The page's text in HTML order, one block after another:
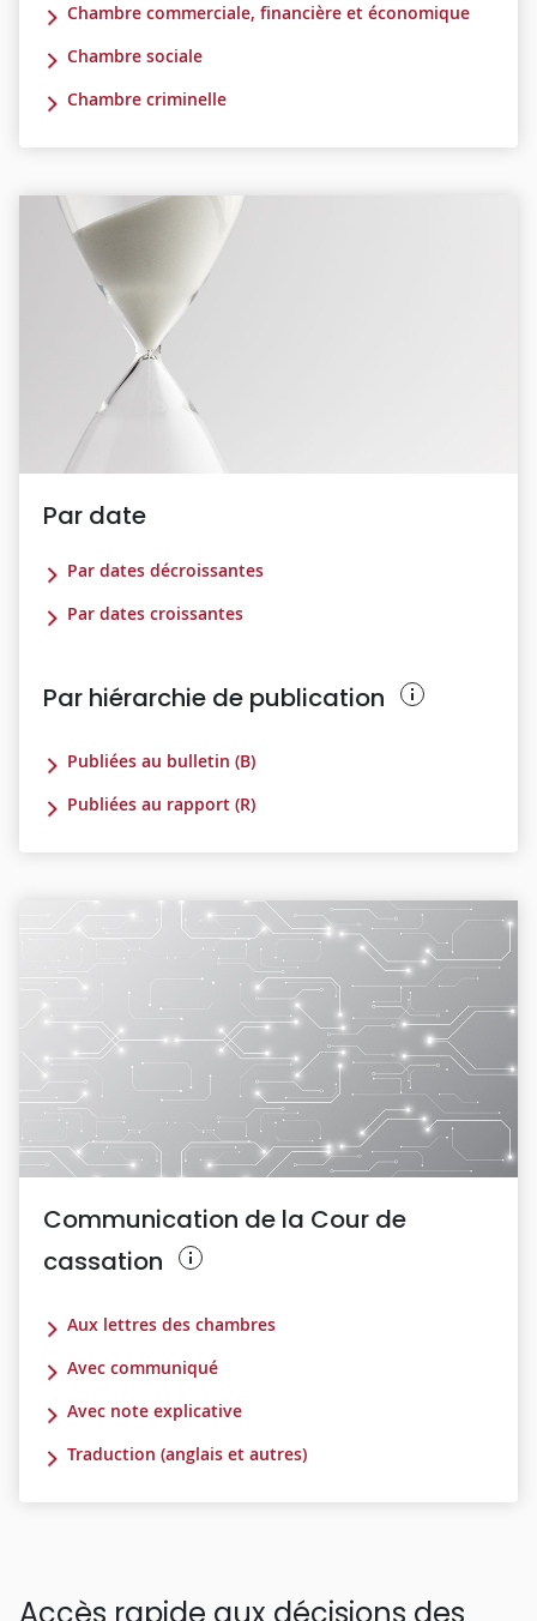
Chambre commerciale, financière et économique
Chambre sociale
Chambre criminelle
Par date
Par dates décroissantes
Par dates croissantes
Par hiérarchie de publication
Publiées au bulletin (B)
Publiées au rapport (R)
Communication de la Cour de
cassation
Aux lettres des chambres
Avec communiqué
Avec note explicative
Traduction (anglais et autres)
Accès rapide aux décisions des